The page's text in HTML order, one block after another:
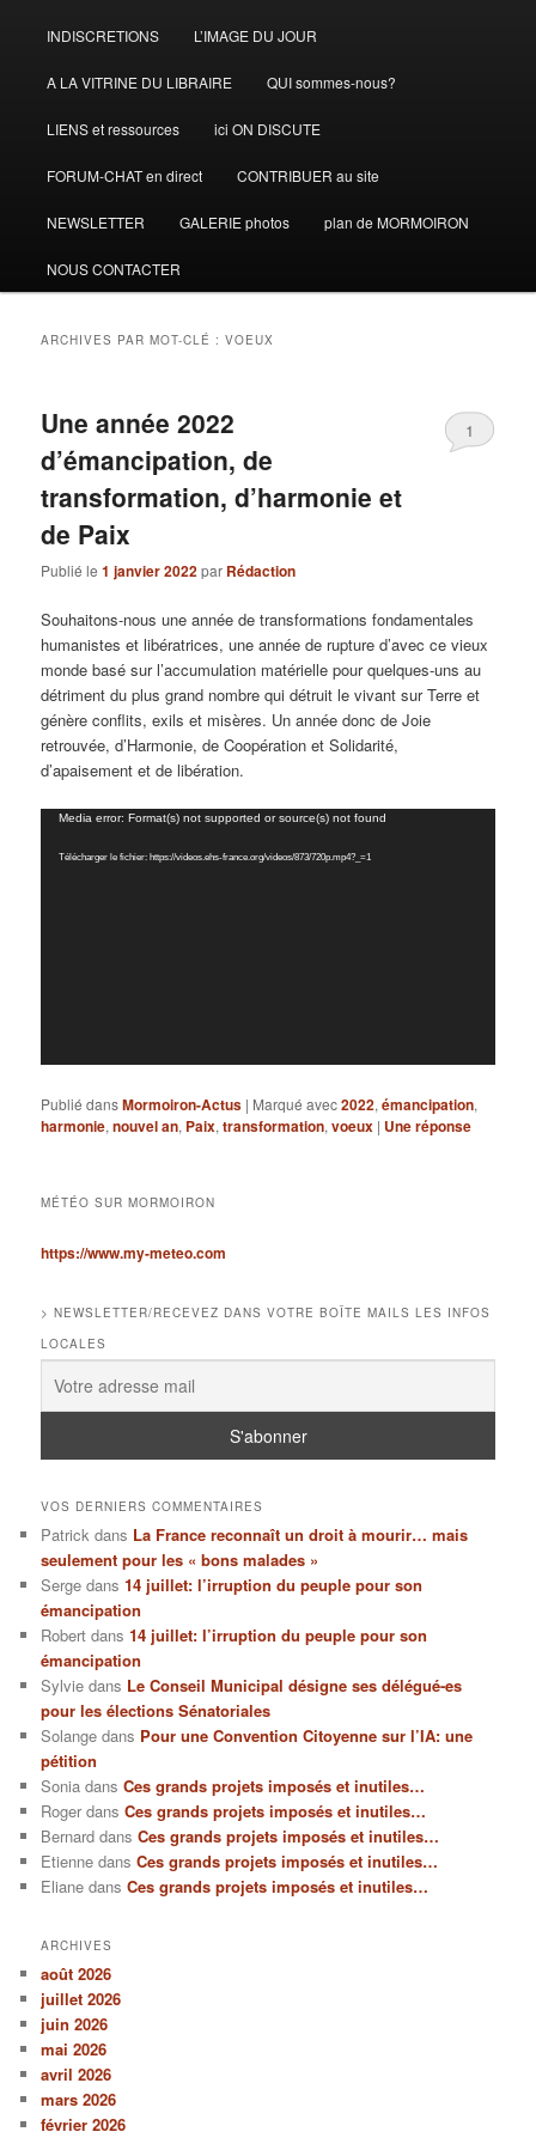
INDISCRETIONS L’IMAGE DU JOUR
A LA VITRINE DU LIBRAIRE QUI sommes-nous?
LIENS et ressources ici ON DISCUTE
FORUM-CHAT en direct CONTRIBUER au site
NEWSLETTER GALERIE photos plan de MORMOIRON
NOUS CONTACTER
ARCHIVES PAR MOT-CLÉ :VOEUX
Une année 2022
d’émancipation, de
transformation, d’harmonie et
de Paix
Publié le1 janvier 2022par Rédaction
1
Souhaitons-nous une année de transformations fondamentales
humanistes et libératrices, une année de rupture d’avec ce vieux
monde basé sur l’accumulation matérielle pour quelques-uns au
détriment du plus grand nombre qui détruit le vivant sur Terre et
génère conflits, exils et misères. Un année donc de Joie
retrouvée, d’Harmonie, de Coopération et Solidarité,
d’apaisement et de libération.
Lecteur
Media error: Format(s) not supported or source(s) not found
Télécharger le fichier: https://videos.ehs-france.org/videos/873/720p.mp4?_=1
Publié dansMormoiron-Actus | Marqué avec2022,émancipation,
harmonie,nouvel an, Paix,transformation,voeux | Uneréponse
MÉTÉO SUR MORMOIRON
https://www.my-meteo.com
> NEWSLETTER/RECEVEZ DANS VOTRE BOÎTE MAILS LES INFOS
LOCALES
VOS DERNIERS COMMENTAIRES
Patrick dans La France reconnaît un droit à mourir… mais
seulement pour les « bons malades »
Serge dans14 juillet: l’irruption du peuple pour son
émancipation
Robert dans14 juillet: l’irruption du peuple pour son
émancipation
Sylvie dans Le Conseil Municipal désigne ses délégué-es
pour les élections Sénatoriales
Solange dans Pour une Convention Citoyenne sur l’IA: une
pétition
Sonia dansCes grands projets imposés et inutiles…
Roger dansCes grands projets imposés et inutiles…
Bernard dansCes grands projets imposés et inutiles…
Etienne dansCes grands projets imposés et inutiles…
Eliane dansCes grands projets imposés et inutiles…
ARCHIVES
août 2026
juillet 2026
juin 2026
mai 2026
avril 2026
mars 2026
février 2026